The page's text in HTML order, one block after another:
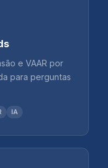
e VAAR por
para perguntas
IA